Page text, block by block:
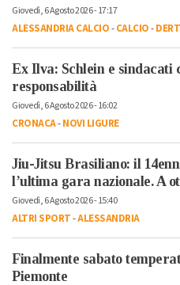
Giovedì, 6 Agosto 2026 - 17:17
ALESSANDRIA CALCIO-CALCIO-
Ex Ilva: Schlein e sindacati
responsabilità
Giovedì, 6 Agosto 2026 - 16:02
CRONACA-NOVI LIGURE
Jiu-Jitsu Brasiliano: il
l’ultima gara nazionale. A
Giovedì, 6 Agosto 2026 - 15:40
ALTRI SPORT-ALESSANDRIA
Finalmente sabato
Piemonte